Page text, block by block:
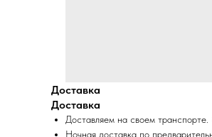
Доставка
Доставка
Доставляем на своем
Ночная доставка по